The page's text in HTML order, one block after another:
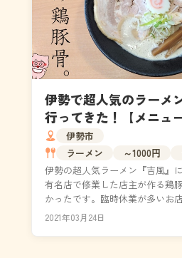
伊勢で超人気のラーメ
行ってきた！【メニュ
ーメンの種類】
伊勢市
ラーメン
～1000円
伊勢の超人気ラーメン『吉風』
有名店で修業した店主が作る鶏
かったです。臨時休業が多いお
お店の公式ブログをチェックし
2021年03月24日